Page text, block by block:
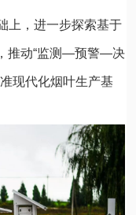
上，进一步探索基于
推动“监测—预警—决
现代化烟叶生产基